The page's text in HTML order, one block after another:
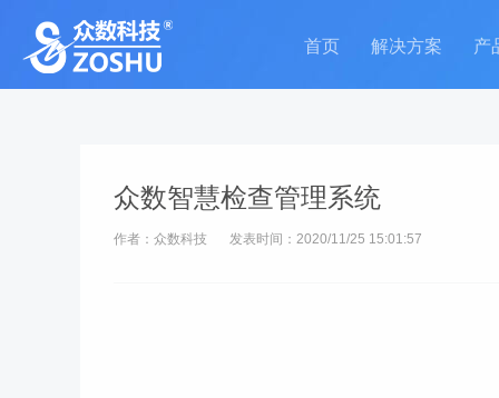
首页 解决方案 产
众数智慧检查管理系统
作者：众数科技 发表时间：2020/11/25 15:01:57